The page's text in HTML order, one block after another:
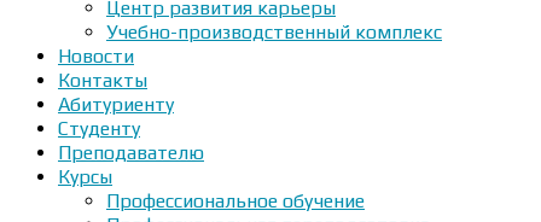
Центр развития карьеры
Учебно-производственный комплекс
Новости
Контакты
Абитуриенту
Студенту
Преподавателю
Курсы
Профессиональное обучение